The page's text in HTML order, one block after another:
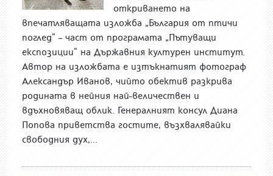
откриването на
впечатляващата изложба „България от птичи
поглед“ – част от програмата „Пътуващи
експозиции“ на Държавния културен институт.
Автор на изложбата е изтъкнатият фотограф
Александър Иванов, чийто обектив разкрива
родината в нейния най-величествен и
вдъхновяващ облик. Генералният консул Диана
Попова приветства гостите, възхвалявайки
свободния дух,...